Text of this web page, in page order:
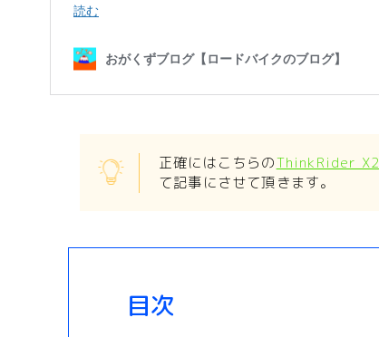
正確にはこちらのThinkRider X2
て記事にさせて頂きます。
目次